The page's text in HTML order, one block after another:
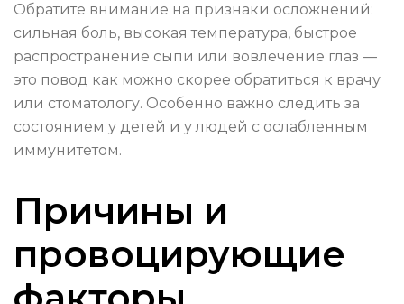
Обратите внимание на признаки осложнений:
сильная боль, высокая температура, быстрое
распространение сыпи или вовлечение глаз —
это повод как можно скорее обратиться к врачу
или стоматологу. Особенно важно следить за
состоянием у детей и у людей с ослабленным
иммунитетом.
Причины и
провоцирующие